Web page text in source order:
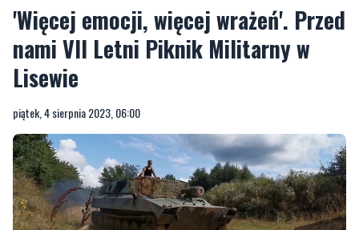
Lisewie
piątek, 4 sierpnia 2023, 06:00